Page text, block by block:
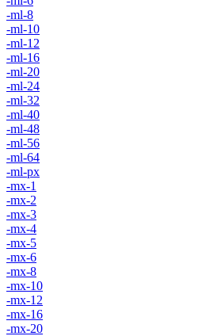
-ml-8
-ml-10
-ml-12
-ml-16
-ml-20
-ml-24
-ml-32
-ml-40
-ml-48
-ml-56
-ml-64
-ml-px
-mx-1
-mx-2
-mx-3
-mx-4
-mx-5
-mx-6
-mx-8
-mx-10
-mx-12
-mx-16
-mx-20